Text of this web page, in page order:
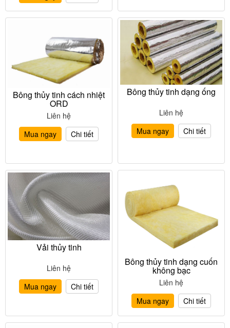
Bông thủy tinh cách nhiệt
ORD
Liên hệ
Mua ngay
Chi tiết
Bông thủy tinh dạng ống
Liên hệ
Mua ngay
Chi tiết
Vải thủy tinh
Liên hệ
Mua ngay
Chi tiết
Bông thủy tinh dạng cuốn
không bạc
Liên hệ
Mua ngay
Chi tiết